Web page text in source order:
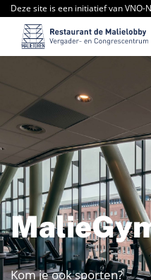
Deze site is een initiatief van VNO-
Kom je ook sporten?